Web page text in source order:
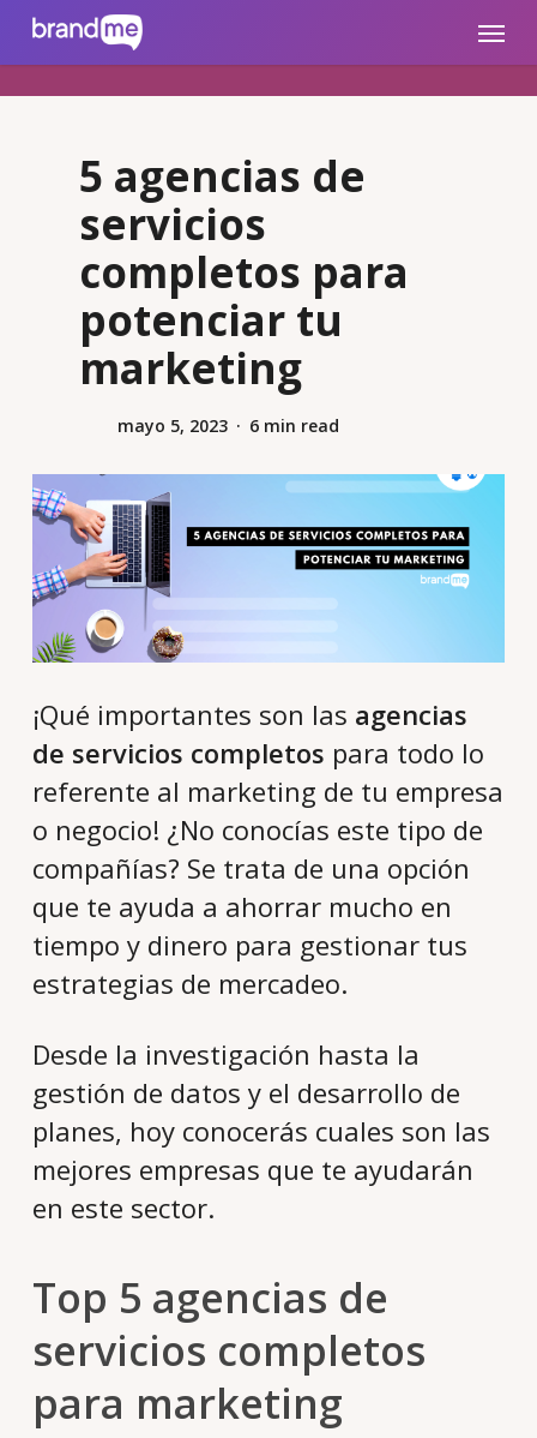
brandme.la Menu
5 agencias de
servicios
completos para
potenciar tu
marketing
mayo 5, 2023 6 min read
¡Qué importantes son las agencias
de servicios completos para todo lo
referente al marketing de tu empresa
o negocio! ¿No conocías este tipo de
compañías? Se trata de una opción
que te ayuda a ahorrar mucho en
tiempo y dinero para gestionar tus
estrategias de mercadeo.
Desde la investigación hasta la
gestión de datos y el desarrollo de
planes, hoy conocerás cuales son las
mejores empresas que te ayudarán
en este sector.
Top 5 agencias de
servicios completos
para marketing